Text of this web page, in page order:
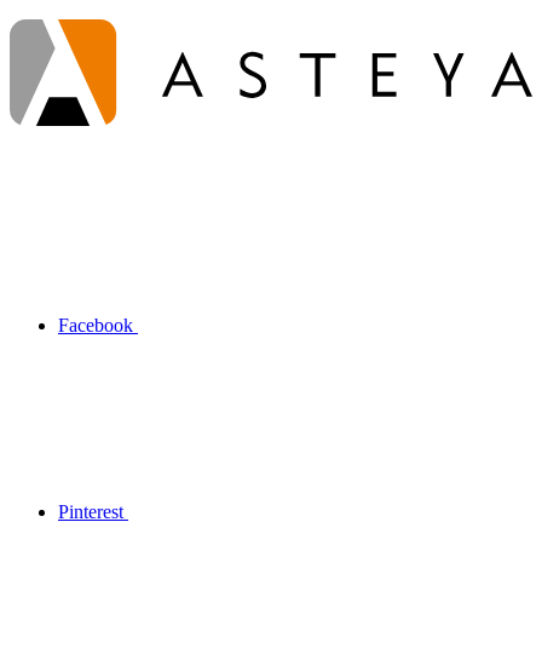
Facebook
Pinterest